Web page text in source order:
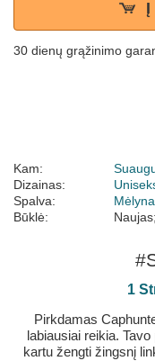
Į
30 dienų grąžinimo
Kam:
Dizainas:
Spalva:
Mėlyna
Būklė:
1
Pirkdamas
labiausiai reikia.
kartu žengti žingsnį